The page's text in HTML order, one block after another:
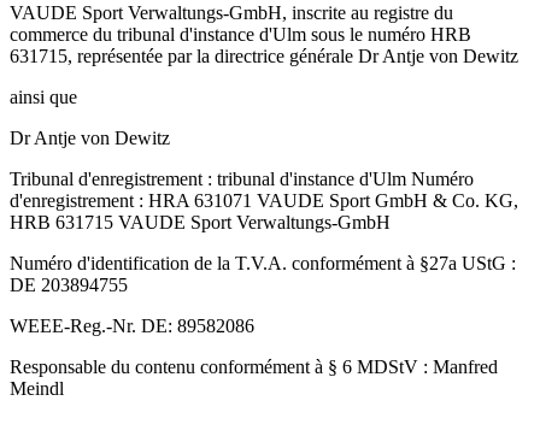
VAUDE Sport Verwaltungs-GmbH, inscrite au registre du
commerce du tribunal d'instance d'Ulm sous le numéro HRB
631715, représentée par la directrice générale Dr Antje von Dewitz
ainsi que
Dr Antje von Dewitz
Tribunal d'enregistrement : tribunal d'instance d'Ulm Numéro
d'enregistrement : HRA 631071 VAUDE Sport GmbH & Co. KG,
HRB 631715 VAUDE Sport Verwaltungs-GmbH
Numéro d'identification de la T.V.A. conformément à §27a UStG :
DE 203894755
WEEE-Reg.-Nr. DE: 89582086
Responsable du contenu conformément à § 6 MDStV : Manfred
Meindl